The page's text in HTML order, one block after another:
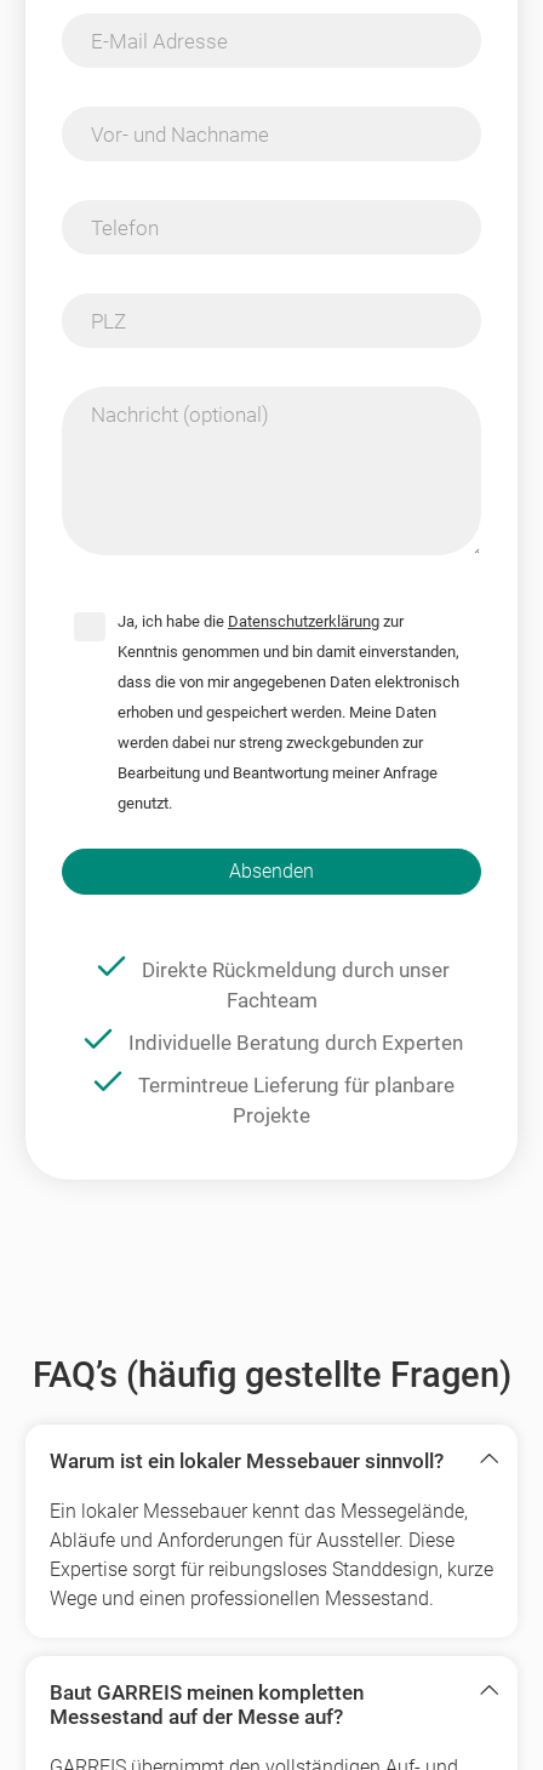
E-Mail Adresse
Vor- und Nachname
Telefon
PLZ
Nachricht (optional)
Ja, ich habe die Datenschutzerklärung zur
Kenntnis genommen und bin damit einverstanden,
dass die von mir angegebenen Daten elektronisch
erhoben und gespeichert werden. Meine Daten
werden dabei nur streng zweckgebunden zur
Bearbeitung und Beantwortung meiner Anfrage
genutzt.
Bitte nicht ausfüllen.Absenden
Direkte Rückmeldung durch unser
Fachteam
Individuelle Beratung durch Experten
Termintreue Lieferung für planbare
Projekte
FAQ’s (häufig gestellte Fragen)
Warum ist ein lokaler Messebauer sinnvoll?
Ein lokaler Messebauer kennt das Messegelände,
Abläufe und Anforderungen für Aussteller. Diese
Expertise sorgt für reibungsloses Standdesign, kurze
Wege und einen professionellen Messestand.
Baut GARREIS meinen kompletten
Messestand auf der Messe auf?